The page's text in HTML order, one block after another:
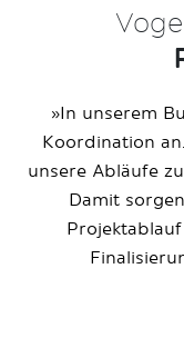
»In unserem
Koordination
unsere Abläufe
Damit